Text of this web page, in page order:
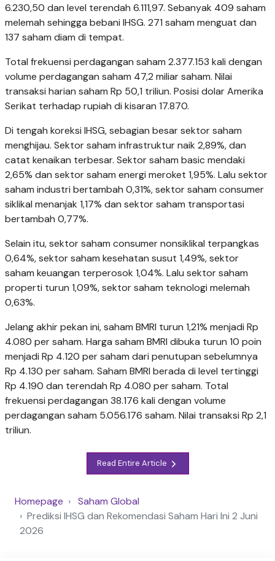
6.230,50 dan level terendah 6.111,97. Sebanyak 409 saham
melemah sehingga bebani IHSG. 271 saham menguat dan
137 saham diam di tempat.
Total frekuensi perdagangan saham 2.377.153 kali dengan
volume perdagangan saham 47,2 miliar saham. Nilai
transaksi harian saham Rp 50,1 triliun. Posisi dolar Amerika
Serikat terhadap rupiah di kisaran 17.870.
Di tengah koreksi IHSG, sebagian besar sektor saham
menghijau. Sektor saham infrastruktur naik 2,89%, dan
catat kenaikan terbesar. Sektor saham basic mendaki
2,65% dan sektor saham energi meroket 1,95%. Lalu sektor
saham industri bertambah 0,31%, sektor saham consumer
siklikal menanjak 1,17% dan sektor saham transportasi
bertambah 0,77%.
Selain itu, sektor saham consumer nonsiklikal terpangkas
0,64%, sektor saham kesehatan susut 1,49%, sektor
saham keuangan terperosok 1,04%. Lalu sektor saham
properti turun 1,09%, sektor saham teknologi melemah
0,63%.
Jelang akhir pekan ini, saham BMRI turun 1,21% menjadi Rp
4.080 per saham. Harga saham BMRI dibuka turun 10 poin
menjadi Rp 4.120 per saham dari penutupan sebelumnya
Rp 4.130 per saham. Saham BMRI berada di level tertinggi
Rp 4.190 dan terendah Rp 4.080 per saham. Total
frekuensi perdagangan 38.176 kali dengan volume
perdagangan saham 5.056.176 saham. Nilai transaksi Rp 2,1
triliun.
Read Entire Article
Homepage
Saham Global
Prediksi IHSG dan Rekomendasi Saham Hari Ini 2 Juni
2026